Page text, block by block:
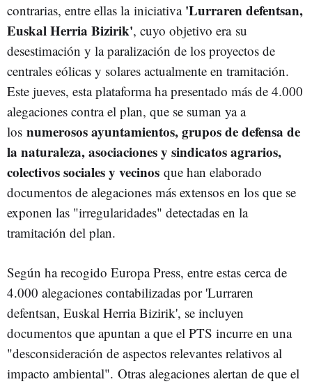
contrarias, entre ellas lainiciativa 'Lurraren defentsan,
Euskal Herria Bizirik', cuyo objetivo era su
desestimación y la paralización de los proyectos de
centrales eólicas y solares actualmente en tramitación.
Este jueves, esta plataforma ha presentado más de 4.000
alegaciones contra el plan, que se suman ya a
los numerosos ayuntamientos, grupos de defensa de
la naturaleza, asociaciones y sindicatos agrarios,
colectivos sociales y vecinos que han elaborado
documentos de alegaciones más extensos en los que se
exponen las "irregularidades" detectadas en la
tramitación del plan.
Según ha recogido Europa Press, entre estas cerca de
4.000 alegaciones contabilizadas por 'Lurraren
defentsan, Euskal Herria Bizirik', se incluyen
documentos que apuntan a que el PTS incurre en una
"desconsideración de aspectos relevantes relativos al
impacto ambiental". Otras alegaciones alertan de que el